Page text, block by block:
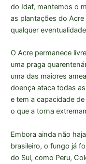
do Idaf, mantemos o
as plantações do
qualquer
O Acre permanece
uma praga
uma das maiores
doença ataca todas
e tem a capacidade
o que a torna
Embora ainda não
brasileiro, o fungo já
do Sul, como Peru,